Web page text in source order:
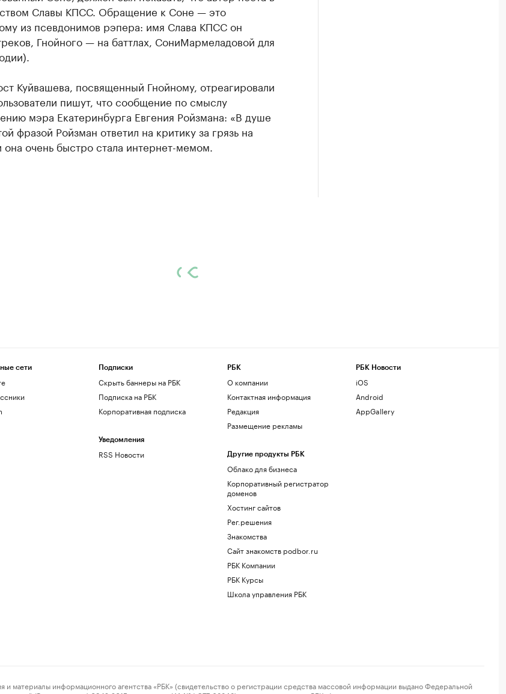
Славы КПСС. Обращение к Соне — это
из псевдонимов рэпера: имя Слава КПСС он
Гнойного — на баттлах, СониМармеладовой для
Куйвашева, посвященный Гнойному, отреагировали
пишут, что сообщение по смыслу
мэра Екатеринбурга Евгения Ройзмана: «В душе
фразой Ройзман ответил на критику за грязь на
она очень быстро стала интернет-мемом.
сети Подписки
Скрыть баннеры на РБК
Подписка на РБК
Корпоративная подписка
Уведомления
RSS Новости
РБК
О компании
Контактная информация
Редакция
Размещение рекламы
Другие продукты РБК
Облако для бизнеса
Корпоративный регистратор
доменов
Хостинг сайтов
Рег.решения
Знакомства
Сайт знакомств podbor.ru
РБК Компании
РБК Курсы
Школа управления РБК
РБК Новости
iOS
Android
AppGallery
информационного агентства «РБК» (свидетельство о регистрации средства массовой информации выдано Федеральной